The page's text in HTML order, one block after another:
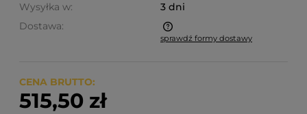
Wysyłka w:
3 dni
Dostawa:
Cena nie zawiera ewentualnych kosztów płatności
sprawdź formy dostawy
CENA BRUTTO:
515,50 zł